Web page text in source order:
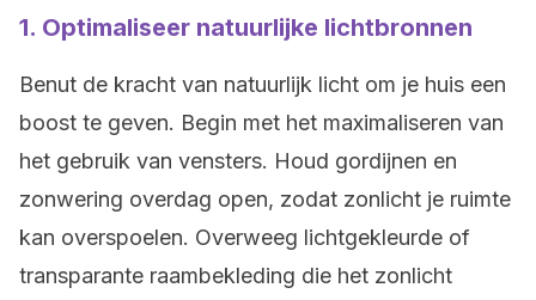
1. Optimaliseer natuurlijke lichtbronnen
Benut de kracht van natuurlijk licht om je huis een
boost te geven. Begin met het maximaliseren van
het gebruik van vensters. Houd gordijnen en
zonwering overdag open, zodat zonlicht je ruimte
kan overspoelen. Overweeg lichtgekleurde of
transparante raambekleding die het zonlicht